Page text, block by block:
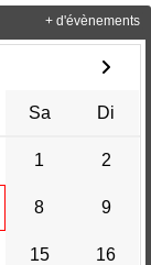
Sa Di
1 2
8 9
15 16
+ d'évènements